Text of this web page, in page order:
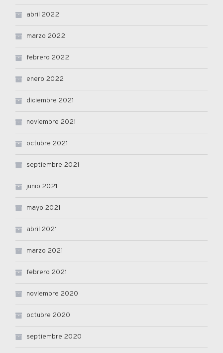
abril 2022
marzo 2022
febrero 2022
enero 2022
diciembre 2021
noviembre 2021
octubre 2021
septiembre 2021
junio 2021
mayo 2021
abril 2021
marzo 2021
febrero 2021
noviembre 2020
octubre 2020
septiembre 2020